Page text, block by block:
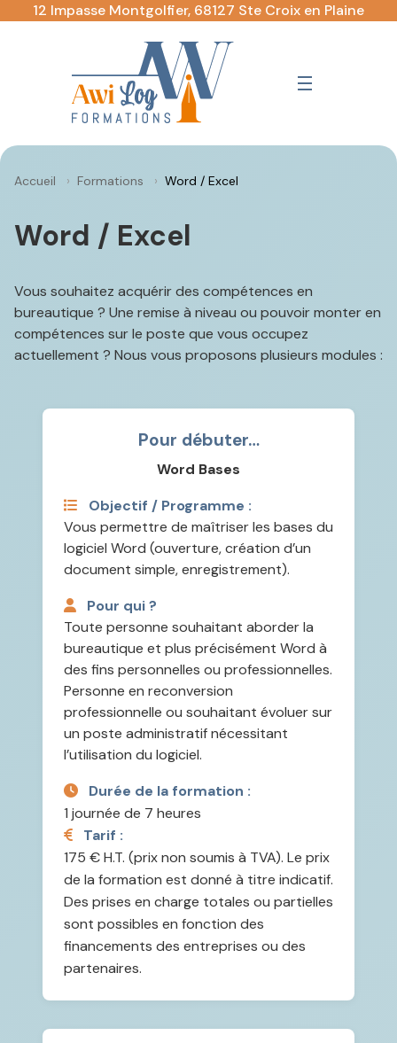
12 Impasse Montgolfier, 68127 Ste Croix en Plaine
Accueil Formations Word / Excel
Word / Excel
Vous souhaitez acquérir des compétences en
bureautique ? Une remise à niveau ou pouvoir monter en
compétences sur le poste que vous occupez
actuellement ? Nous vous proposons plusieurs modules :
Pour débuter…
Word Bases
Objectif / Programme :
Vous permettre de maîtriser les bases du
logiciel Word (ouverture, création d’un
document simple, enregistrement).
Pour qui ?
Toute personne souhaitant aborder la
bureautique et plus précisément Word à
des fins personnelles ou professionnelles.
Personne en reconversion
professionnelle ou souhaitant évoluer sur
un poste administratif nécessitant
l’utilisation du logiciel.
Durée de la formation :
1 journée de 7 heures
Tarif :
175 € H.T. (prix non soumis à TVA). Le prix
de la formation est donné à titre indicatif.
Des prises en charge totales ou partielles
sont possibles en fonction des
financements des entreprises ou des
partenaires.